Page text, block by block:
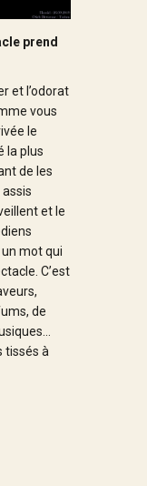
prend
et l’odorat
vous
le
la plus
de les
et le
mot qui
C’est
de
tissés à